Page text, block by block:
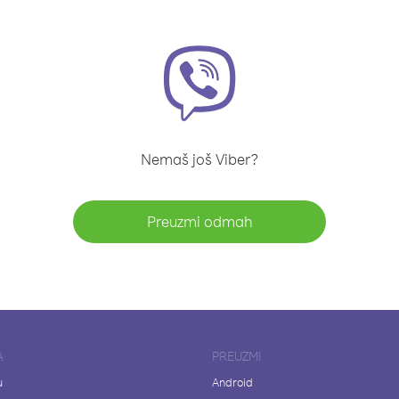
Nemaš još Viber?
Preuzmi odmah
PREUZMI
Android